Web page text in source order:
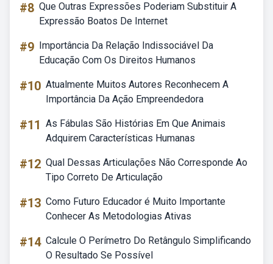
#8 Que Outras Expressões Poderiam Substituir A
Expressão Boatos De Internet
#9 Importância Da Relação Indissociável Da
Educação Com Os Direitos Humanos
#10 Atualmente Muitos Autores Reconhecem A
Importância Da Ação Empreendedora
#11 As Fábulas São Histórias Em Que Animais
Adquirem Características Humanas
#12 Qual Dessas Articulações Não Corresponde Ao
Tipo Correto De Articulação
#13 Como Futuro Educador é Muito Importante
Conhecer As Metodologias Ativas
#14 Calcule O Perímetro Do Retângulo Simplificando
O Resultado Se Possível